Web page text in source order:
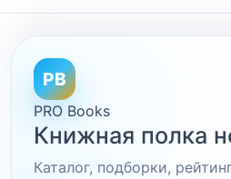
PB
PRO Books
Книжная полка
Каталог, подборки,